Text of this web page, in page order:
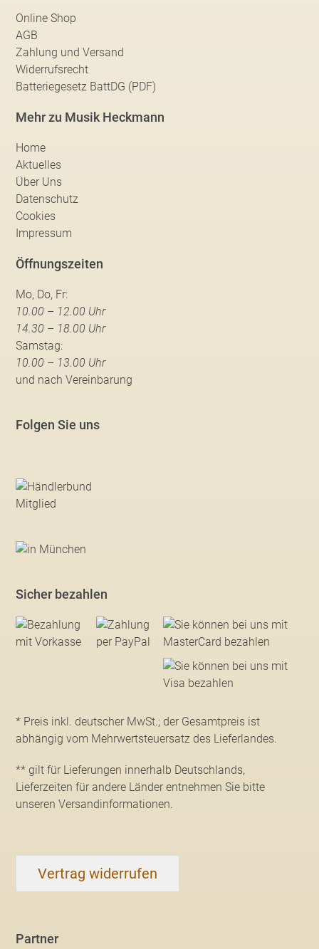
Online Shop
AGB
Zahlung und Versand
Widerrufsrecht
Batteriegesetz BattDG (PDF)
Mehr zu Musik Heckmann
Home
Aktuelles
Über Uns
Datenschutz
Cookies
Impressum
Öffnungszeiten
Mo, Do, Fr:
10.00 – 12.00 Uhr
14.30 – 18.00 Uhr
Samstag:
10.00 – 13.00 Uhr
und nach Vereinbarung
Folgen Sie uns
Sicher bezahlen
* Preis inkl. deutscher MwSt.; der Gesamtpreis ist
abhängig vom Mehrwertsteuersatz des Lieferlandes.
** gilt für Lieferungen innerhalb Deutschlands,
Lieferzeiten für andere Länder entnehmen Sie bitte
unseren Versandinformationen.
Vertrag widerrufen
Partner